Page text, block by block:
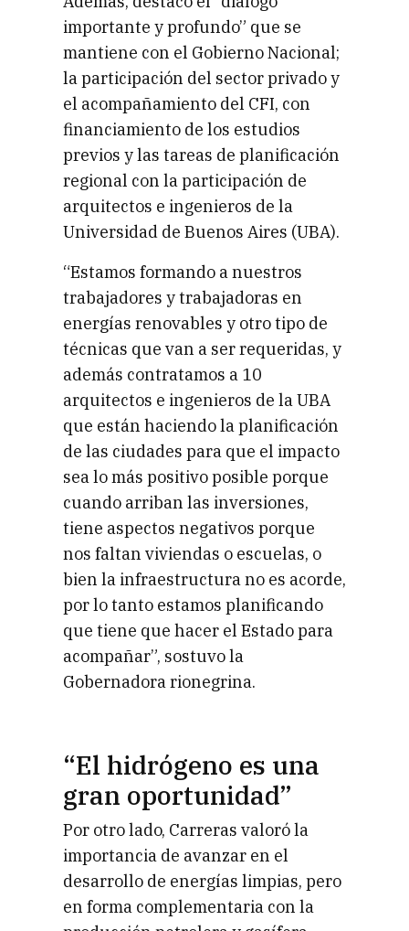
importante y profundo” que se
mantiene con el Gobierno Nacional;
la participación del sector privado y
el acompañamiento del CFI, con
financiamiento de los estudios
previos y las tareas de planificación
regional con la participación de
arquitectos e ingenieros de la
Universidad de Buenos Aires (UBA).
“Estamos formando a nuestros
trabajadores y trabajadoras en
energías renovables y otro tipo de
técnicas que van a ser requeridas, y
además contratamos a 10
arquitectos e ingenieros de la UBA
que están haciendo la planificación
de las ciudades para que el impacto
sea lo más positivo posible porque
cuando arriban las inversiones,
tiene aspectos negativos porque
nos faltan viviendas o escuelas, o
bien la infraestructura no es acorde,
por lo tanto estamos planificando
que tiene que hacer el Estado para
acompañar”, sostuvo la
Gobernadora rionegrina.
“El hidrógeno es una
gran oportunidad”
Por otro lado, Carreras valoró la
importancia de avanzar en el
desarrollo de energías limpias, pero
en forma complementaria con la